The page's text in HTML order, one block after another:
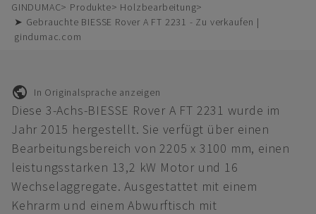
GINDUMAC Produkte
Holzbearbeitung
➤ Gebrauchte BIESSE Rover A FT 2231 - Zu verkaufen |
gindumac.com
In Originalsprache anzeigen
Diese 3-Achs-BIESSE Rover A FT 2231 wurde im
Jahr 2015 hergestellt. Sie verfügt über einen
Bearbeitungsbereich von 2205 x 3100 mm, einen
leistungsstarken 13,2 kW Motor und 16
Wechselaggregate. Ausgestattet mit einem
Kehrarm und einem Abwurftisch mit